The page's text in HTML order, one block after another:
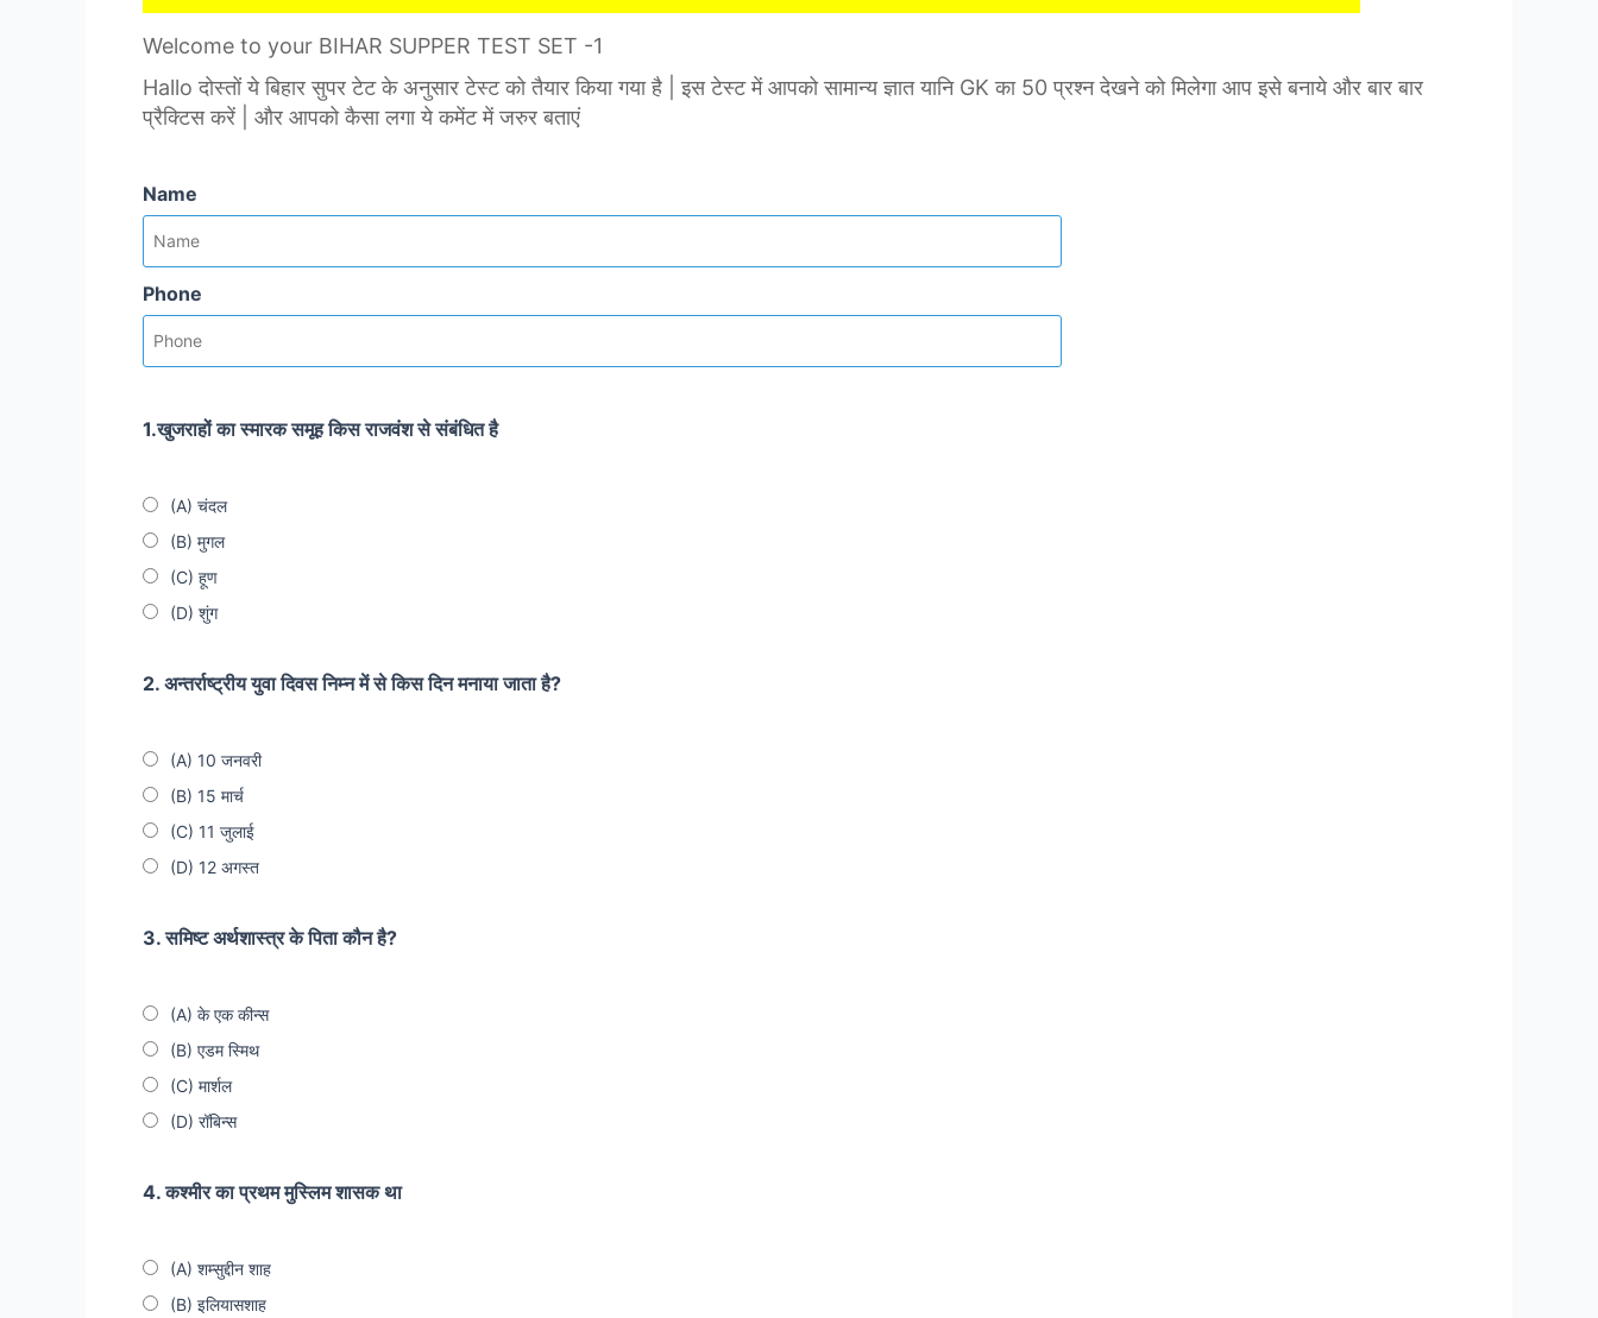
Welcome to your BIHAR SUPPER TEST SET -1
Hallo दोस्तों ये बिहार सुपर टेट के अनुसार टेस्ट को तैयार किया गया है | इस टेस्ट में आपको सामान्य ज्ञात यानि GK का 50 प्रश्न देखने को मिलेगा आप इसे बनाये और बार बार
प्रैक्टिस करें | और आपको कैसा लगा ये कमेंट में जरुर बताएं
Name
Phone
1.खुजराहों का स्मारक समूह किस राजवंश से संबंधित है
(A) चंदल
(B) मुगल
(C) हूण
(D) शुंग
2. अन्तर्राष्ट्रीय युवा दिवस निम्न में से किस दिन मनाया जाता है?
(A) 10 जनवरी
(B) 15 मार्च
(C) 11 जुलाई
(D) 12 अगस्त
3. समिष्ट अर्थशास्त्र के पिता कौन है?
(A) के एक कीन्स
(B) एडम स्मिथ
(C) मार्शल
(D) रॉबिन्स
4. कश्मीर का प्रथम मुस्लिम शासक था
(A) शम्सुद्दीन शाह
(B) इलियासशाह